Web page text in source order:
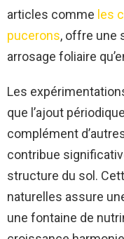
articles comme les
pucerons, offre une
arrosage foliaire
Les
que l’ajout
complément
contribue
structure du sol.
naturelles assure
une fontaine de